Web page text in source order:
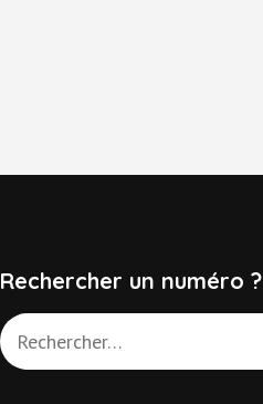
Rechercher un numéro ?